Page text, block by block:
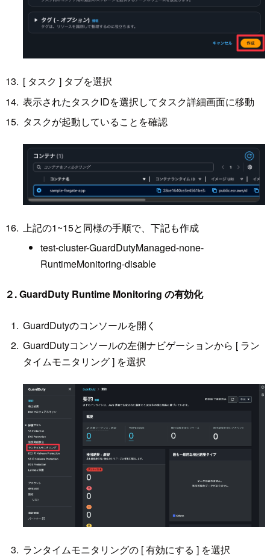
[ タスク ] タブを選択
表示されたタスクIDを選択してタスク詳細画面に移動
タスクが起動していることを確認
上記の1~15と同様の手順で、下記も作成
test-cluster-GuardDutyManaged-none-
RuntimeMonitoring-disable
２. GuardDuty Runtime Monitoring の有効化
GuardDutyのコンソールを開く
GuardDutyコンソールの左側ナビゲーションから [ ラン
タイムモニタリング ] を選択
ランタイムモニタリングの [ 有効にする ] を選択